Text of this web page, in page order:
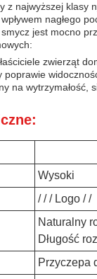
z najwyższej klasy
nagłego
jest mocno
zwierząt
poprawie
na
Wysoki
/ / / Logo / /
Naturalny
Długość
Przyczepa